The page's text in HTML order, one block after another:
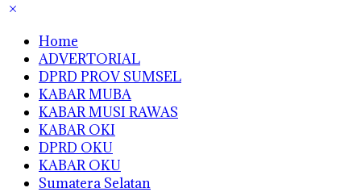
Home
ADVERTORIAL
DPRD PROV SUMSEL
KABAR MUBA
KABAR MUSI RAWAS
KABAR OKI
DPRD OKU
KABAR OKU
Sumatera Selatan